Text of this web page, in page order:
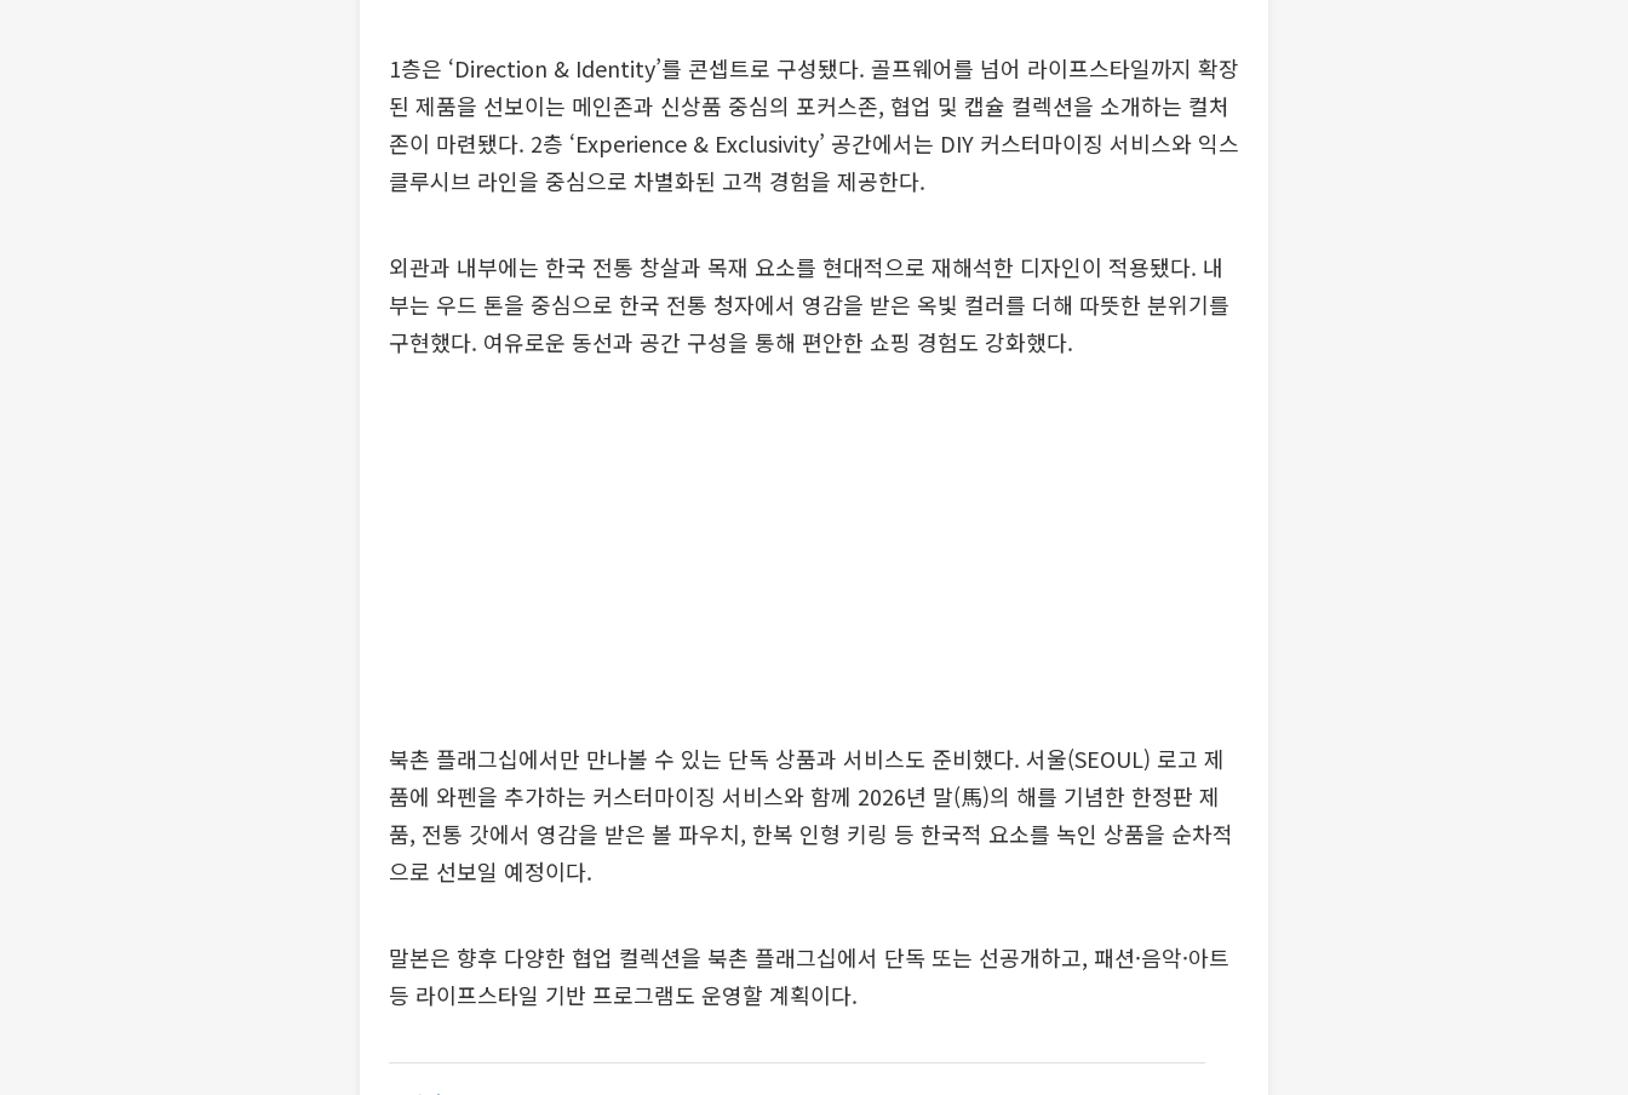
1층은 ‘Direction & Identity’를 콘셉트로 구성됐다. 골프웨어를 넘어 라이프스타일까지 확장
된 제품을 선보이는 메인존과 신상품 중심의 포커스존, 협업 및 캡슐 컬렉션을 소개하는 컬처
존이 마련됐다. 2층 ‘Experience & Exclusivity’ 공간에서는 DIY 커스터마이징 서비스와 익스
클루시브 라인을 중심으로 차별화된 고객 경험을 제공한다.
외관과 내부에는 한국 전통 창살과 목재 요소를 현대적으로 재해석한 디자인이 적용됐다. 내
부는 우드 톤을 중심으로 한국 전통 청자에서 영감을 받은 옥빛 컬러를 더해 따뜻한 분위기를
구현했다. 여유로운 동선과 공간 구성을 통해 편안한 쇼핑 경험도 강화했다.
북촌 플래그십에서만 만나볼 수 있는 단독 상품과 서비스도 준비했다. 서울(SEOUL) 로고 제
품에 와펜을 추가하는 커스터마이징 서비스와 함께 2026년 말(馬)의 해를 기념한 한정판 제
품, 전통 갓에서 영감을 받은 볼 파우치, 한복 인형 키링 등 한국적 요소를 녹인 상품을 순차적
으로 선보일 예정이다.
말본은 향후 다양한 협업 컬렉션을 북촌 플래그십에서 단독 또는 선공개하고, 패션·음악·아트
등 라이프스타일 기반 프로그램도 운영할 계획이다.